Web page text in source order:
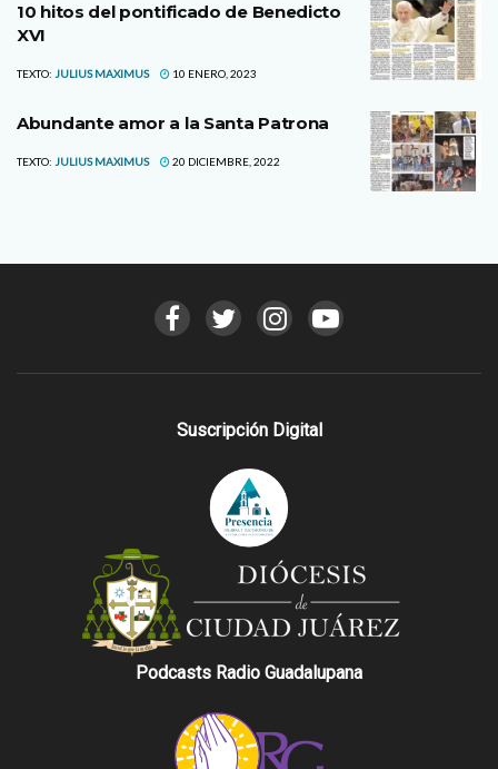
10 hitos del pontificado de Benedicto
XVI
TEXTO: JULIUS MAXIMUS 10 ENERO, 2023
Abundante amor a la Santa Patrona
TEXTO: JULIUS MAXIMUS 20 DICIEMBRE, 2022
Suscripción Digital
Podcasts Radio Guadalupana